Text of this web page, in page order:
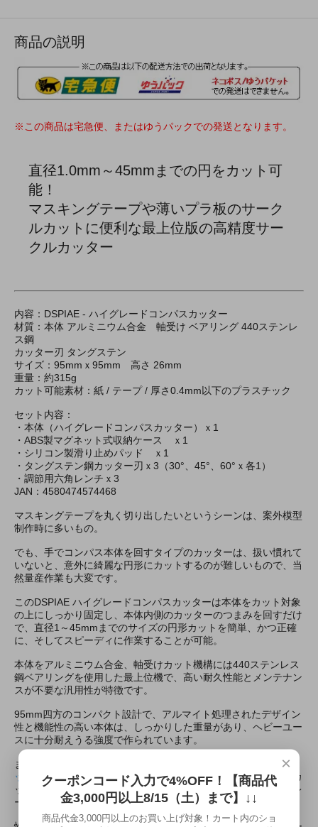
商品の説明
※この商品は宅急便、またはゆうパックでの発送となります。
直径1.0mm～45mmまでの円をカット可
能！
マスキングテープや薄いプラ板のサーク
ルカットに便利な最上位版の高精度サー
クルカッター
内容：DSPIAE - ハイグレードコンパスカッター
材質：本体 アルミニウム合金 軸受け ベアリング 440ステンレ
ス鋼
カッター刃 タングステン
サイズ：95mmｘ95mm 高さ 26mm
重量：約315g
カット可能素材：紙 / テープ / 厚さ0.4mm以下のプラスチック
セット内容：
・本体（ハイグレードコンパスカッター）ｘ1
・ABS製マグネット式収納ケース ｘ1
・シリコン製滑り止めパッド ｘ1
・タングステン鋼カッター刃ｘ3（30°、45°、60°ｘ各1）
・調節用六角レンチｘ3
JAN：4580474574468
マスキングテープを丸く切り出したいというシーンは、案外模型
制作時に多いもの。
でも、手でコンパス本体を回すタイプのカッターは、扱い慣れて
いないと、意外に綺麗な円形にカットするのが難しいもので、当
然量産作業も大変です。
このDSPIAE ハイグレードコンパスカッターは本体をカット対象
の上にしっかり固定し、本体内側のカッターのつまみを回すだけ
で、直径1～45mmまでのサイズの円形カットを簡単、かつ正確
に、そしてスピーディに作業することが可能。
本体をアルミニウム合金、軸受けカット機構には440ステンレス
鋼ベアリングを使用した最上位機で、高い耐久性能とメンテナン
スが不要な汎用性が特徴です。
95mm四方のコンパクト設計で、アルマイト処理されたデザイン
性と機能性の高い本体は、しっかりした重量があり、ヘビーユー
スに十分耐えうる強度で作られています。
また、正確な位置決めに使用する、別売り
DSPIAE - コンパスカ
ッターロケーター と組み合わせることにより、より精度の高いカ
ット作業が可能です。（コンパスカッターロケーターはハイグレ
ードコンパスカッターにのみご使用いただけます）
×
クーポンコード入力で4%OFF！【商品代
金3,000円以上8/15（土）まで】↓↓
商品代金3,000円以上のお買い上げ対象！カート内のショ